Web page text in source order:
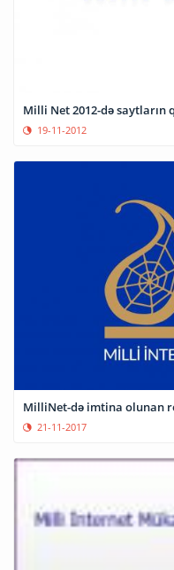
Milli Net 2012-də saytların
19-11-2012
MilliNet-də imtina olunan
21-11-2017